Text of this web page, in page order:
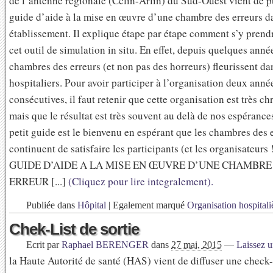
guide d’aide à la mise en œuvre d’une chambre des erreurs
établissement. Il explique étape par étape comment s’y
cet outil de simulation in situ. En effet, depuis quelques
chambres des erreurs (et non pas des horreurs) fleurissent
hospitaliers. Pour avoir participer à l’organisation deux
consécutives, il faut retenir que cette organisation est très
mais que le résultat est très souvent au delà de nos
petit guide est le bienvenu en espérant que les chambres des
continuent de satisfaire les participants (et les organisateurs
GUIDE D’AIDE A LA MISE EN ŒUVRE D’UNE
ERREUR [...] (Cliquez pour lire integralement).
Publiée dans Hôpital | Egalement marqué Organisation
Chek-List de sortie
Ecrit parRaphael BERENGER dans 27 mai, 2015 — Laissez
la Haute Autorité de santé (HAS) vient de diffuser une